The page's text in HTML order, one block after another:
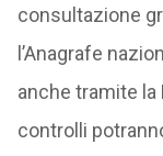
consultazione
l’Anagrafe
anche tramite la
controlli